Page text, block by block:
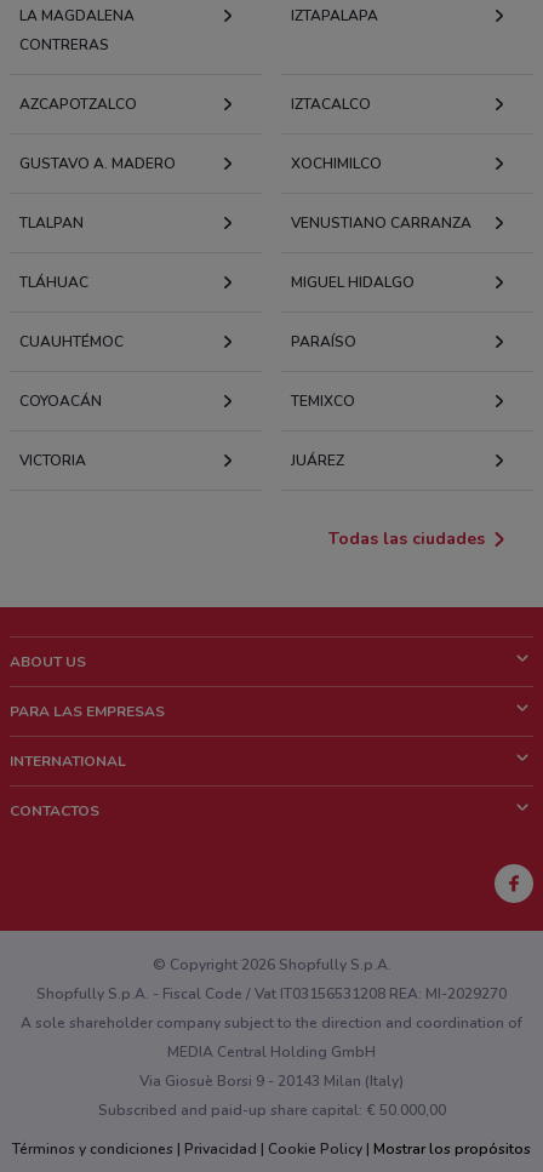
LA MAGDALENA
CONTRERAS
IZTAPALAPA
AZCAPOTZALCO IZTACALCO
GUSTAVO A. MADERO XOCHIMILCO
TLALPAN VENUSTIANO CARRANZA
TLÁHUAC MIGUEL HIDALGO
CUAUHTÉMOC PARAÍSO
COYOACÁN TEMIXCO
VICTORIA JUÁREZ
Todas las ciudades
ABOUT US
¿Quiénes Somos?
Trabaja con nosotros
PARA LAS EMPRESAS
Contacto comercial
INTERNATIONAL
CONTACTOS
¿Encontraste un problema en la web o en la aplicación?
© Copyright 2026 Shopfully S.p.A.
Shopfully S.p.A. - Fiscal Code / Vat IT03156531208 REA: MI-2029270
A sole shareholder company subject to the direction and coordination of
MEDIA Central Holding GmbH
Via Giosuè Borsi 9 - 20143 Milan (Italy)
Subscribed and paid-up share capital: € 50.000,00
Términos y condiciones
Privacidad Cookie Policy Mostrar los propósitos